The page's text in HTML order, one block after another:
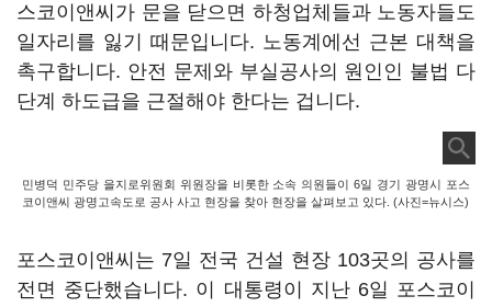
스코이앤씨가 문을 닫으면 하청업체들과 노동자들도
일자리를 잃기 때문입니다. 노동계에선 근본 대책을
촉구합니다. 안전 문제와 부실공사의 원인인 불법 다
단계 하도급을 근절해야 한다는 겁니다.
민병덕 민주당 을지로위원회 위원장을 비롯한 소속 의원들이 6일 경기 광명시 포스
코이앤씨 광명고속도로 공사 사고 현장을 찾아 현장을 살펴보고 있다. (사진=뉴시스)
포스코이앤씨는 7일 전국 건설 현장 103곳의 공사를
전면 중단했습니다. 이 대통령이 지난 6일 포스코이